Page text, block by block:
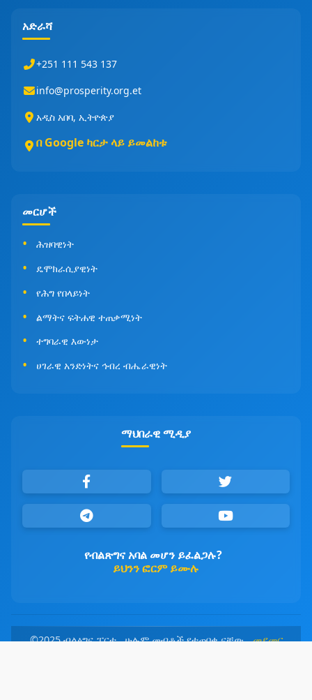
አድራሻ
+251 111 543 137
info@prosperity.org.et
አዲስ አበባ, ኢትዮጵያ
በ Google ካርታ ላይ ይመልከቱ
መርሆች
ሕዝባዊነት
ዴሞክራሲያዊነት
የሕግ የበላይነት
ልማትና ፍትሐዊ ተጠቃሚነት
ተግባራዊ እውነታ
ሀገራዊ አንድነትና ኅብረ ብሔራዊነት
ማህበራዊ ሚዲያ
የብልጽግና አባል መሆን ይፈልጋሉ?
ይህንን ፎርም ይሙሉ
©2025 ብልፅግና ፓርቲ ሁሉም መብቶች የተጠበቁ ናቸውመደመር